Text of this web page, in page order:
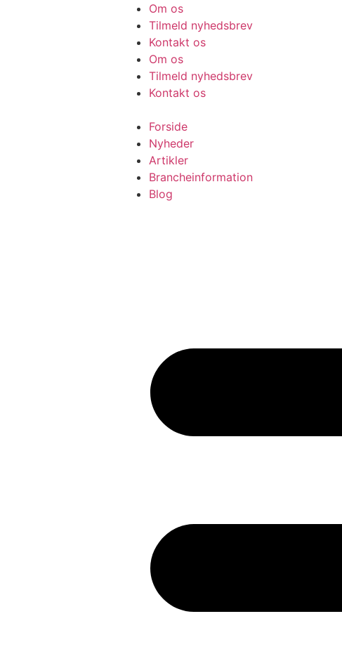
Om os
Tilmeld nyhedsbrev
Kontakt os
Om os
Tilmeld nyhedsbrev
Kontakt os
Forside
Nyheder
Artikler
Brancheinformation
Blog